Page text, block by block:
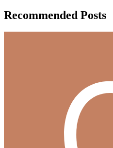
Recommended Posts